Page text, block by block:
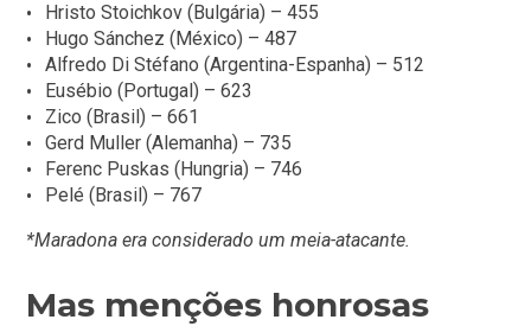
Hristo Stoichkov (Bulgária) – 455
Hugo Sánchez (México) – 487
Alfredo Di Stéfano (Argentina-Espanha) – 512
Eusébio (Portugal) – 623
Zico (Brasil) – 661
Gerd Muller (Alemanha) – 735
Ferenc Puskas (Hungria) – 746
Pelé (Brasil) – 767
*Maradona era considerado um meia-atacante.
Mas menções honrosas